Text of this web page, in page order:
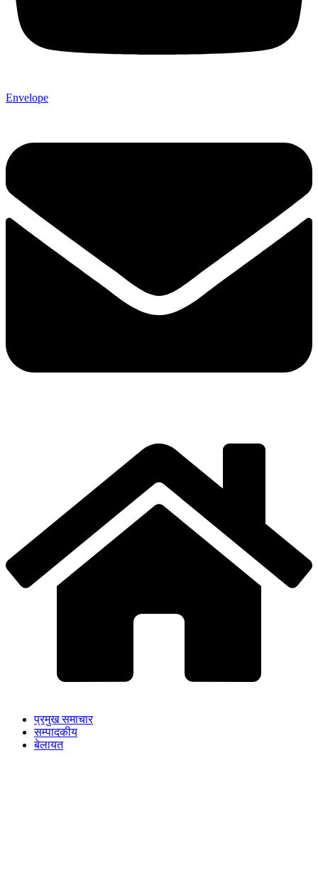
Envelope
प्रमुख समाचार
सम्पादकीय
बेलायत